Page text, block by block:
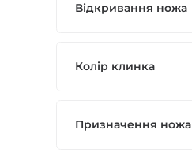
Відкривання ножа
Колір клинка
Призначення ножа